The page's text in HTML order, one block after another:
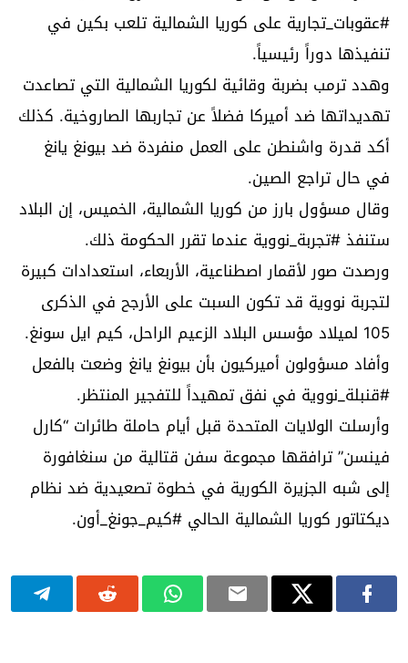
#عقوبات_تجارية على كوريا الشمالية تلعب بكين في
تنفيذها دوراً رئيسياً.
وهدد ترمب بضربة وقائية لكوريا الشمالية التي تصاعدت
تهديداتها ضد أميركا فضلاً عن تجاربها الصاروخية. كذلك
أكد قدرة واشنطن على العمل منفردة ضد بيونغ يانغ
في حال تراجع الصين.
وقال مسؤول بارز من كوريا الشمالية، الخميس، إن البلاد
ستنفذ #تجربة_نووية عندما تقرر الحكومة ذلك.
ورصدت صور لأقمار اصطناعية، الأربعاء، استعدادات كبيرة
لتجربة نووية قد تكون السبت على الأرجح في الذكرى
105 لميلاد مؤسس البلاد الزعيم الراحل، كيم ايل سونغ.
وأفاد مسؤولون أميركيون بأن بيونغ يانغ وضعت بالفعل
#قنبلة_نووية في نفق تمهيداً للتفجير المنتظر.
وأرسلت الولايات المتحدة قبل أيام حاملة طائرات “كارل
فينسن” ترافقها مجموعة سفن قتالية من سنغافورة
إلى شبه الجزيرة الكورية في خطوة تصعيدية ضد نظام
ديكتاتور كوريا الشمالية الحالي #كيم_جونغ_أون.